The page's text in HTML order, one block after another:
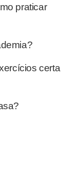
praticar
certa